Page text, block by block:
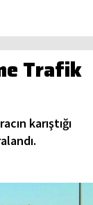
Trafik
karıştığı